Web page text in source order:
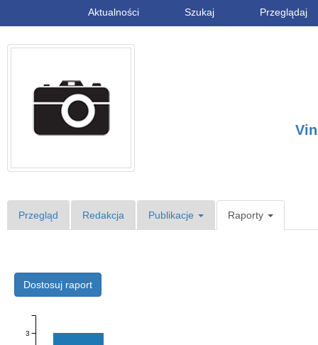
Aktualności Szukaj Przeglądaj
Przegląd Redakcja Publikacje Raporty
Dostosuj raport
3